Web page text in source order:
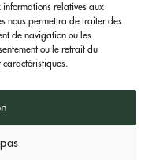
relatives aux
nous permettra de traiter des
de navigation ou les
ou le retrait du
caractéristiques.
PayPal
Bank